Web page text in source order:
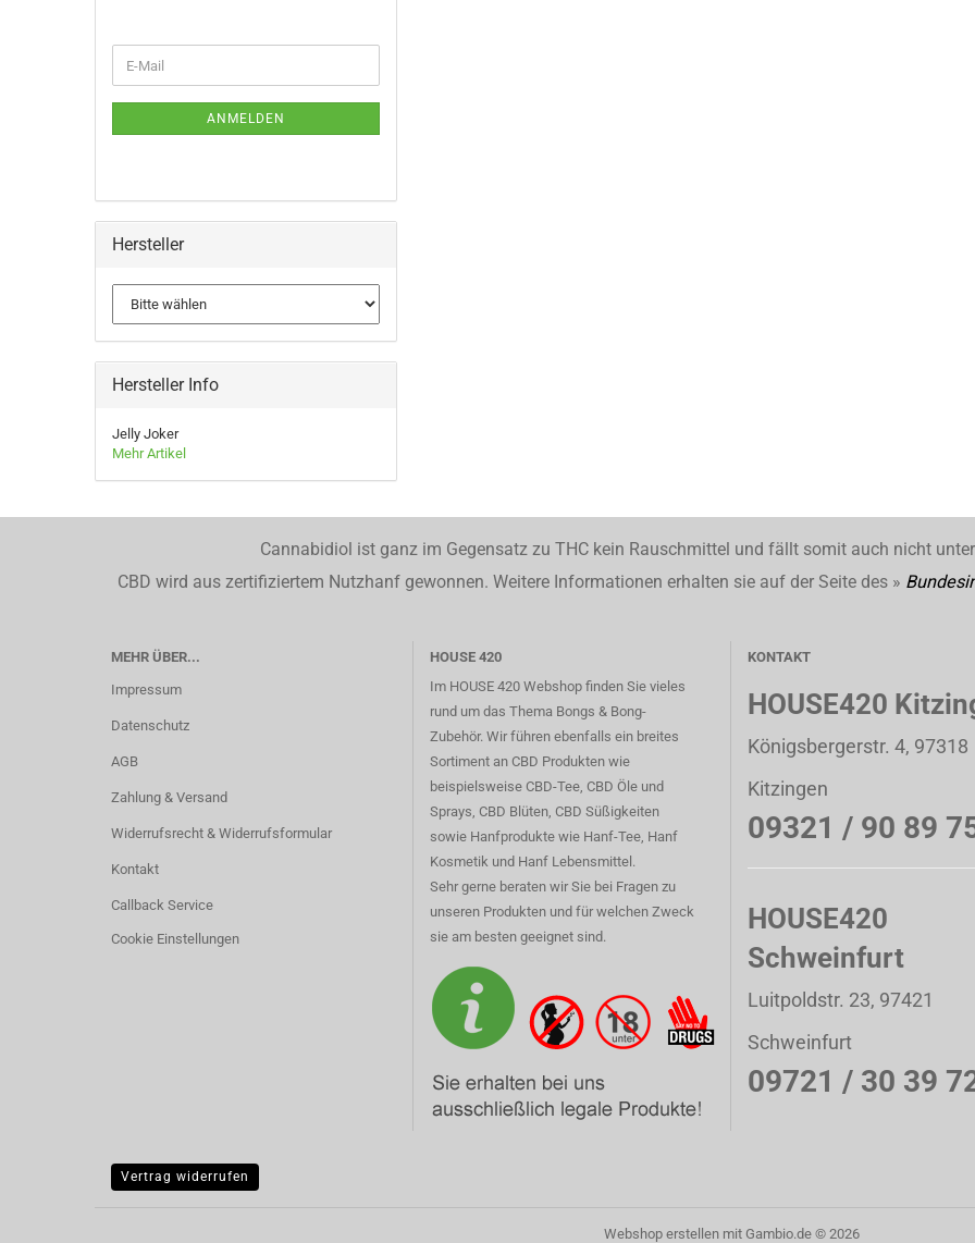
ZUR
E-
Mail
ANMELDEN
Hersteller
Hersteller Info
Jelly Joker
Mehr Artikel
Cannabidiol ist ganz im Gegensatz zu THC kein Rauschmittel und fällt somit auch nicht
CBD wird aus zertifiziertem Nutzhanf gewonnen. Weitere Informationen erhalten sie auf der Seite des »
MEHR ÜBER...
Impressum
Datenschutz
AGB
Zahlung & Versand
Widerrufsrecht & Widerrufsformular
Kontakt
Callback Service
Cookie Einstellungen
HOUSE 420
Im HOUSE 420 Webshop finden Sie vieles
rund um das Thema Bongs & Bong-
Zubehör. Wir führen ebenfalls ein breites
Sortiment an CBD Produkten wie
beispielsweise CBD-Tee, CBD Öle und
Sprays, CBD Blüten, CBD Süßigkeiten
sowie Hanfprodukte wie Hanf-Tee, Hanf
Kosmetik und Hanf Lebensmittel.
Sehr gerne beraten wir Sie bei Fragen zu
unseren Produkten und für welchen Zweck
sie am besten geeignet sind.
KONTAKT
HOUSE420
Königsbergerstr. 4, 97318
Kitzingen
09321 / 90 89
HOUSE420
Schweinfurt
Luitpoldstr. 23, 97421
Schweinfurt
09721 / 30 39
Vertrag widerrufen
Webshop erstellenmit Gambio.de © 2026